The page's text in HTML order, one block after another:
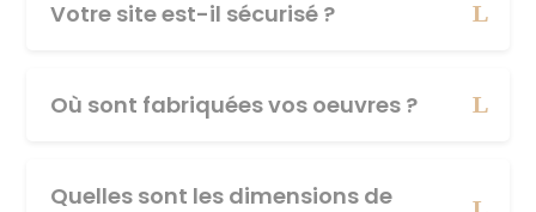
Votre site est-il sécurisé ?
Où sont fabriquées vos oeuvres ?
Quelles sont les dimensions de